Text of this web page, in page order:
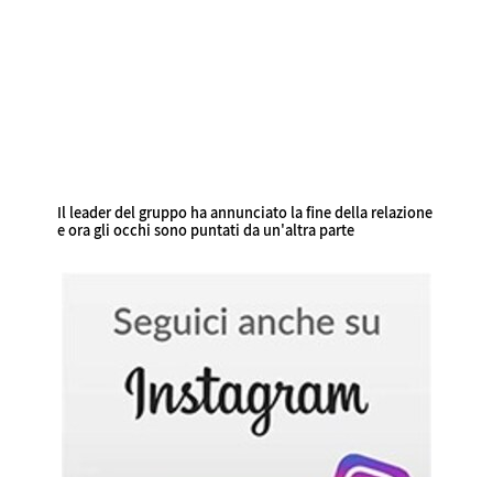
Il leader del gruppo ha annunciato la fine della relazione
e ora gli occhi sono puntati da un'altra parte